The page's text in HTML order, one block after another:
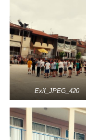
Exif_JPEG_420